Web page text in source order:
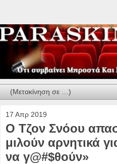
17 Απρ 2019
Ο Τζον Σνόου
μιλούν αρνητικά
να γ@#$θούν»